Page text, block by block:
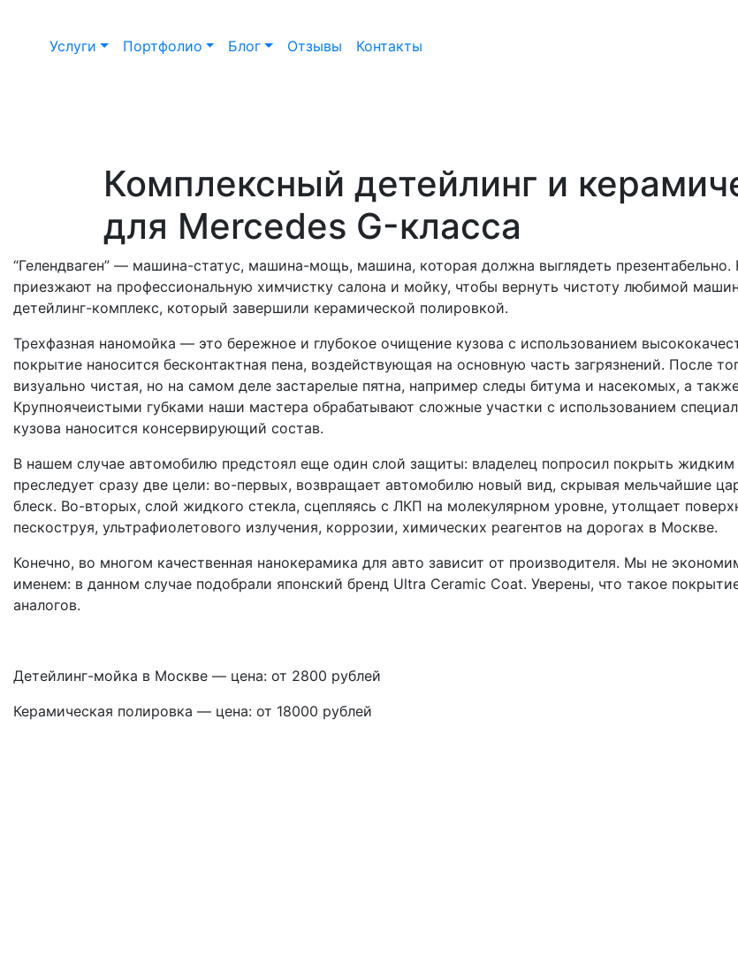
Услуги Портфолио Блог Отзывы Контакты
Комплексный детейлинг и
для Mercedes G-класса
“Гелендваген” — машина-статус, машина-мощь, машина, которая должна выглядеть презентабельно.
приезжают на профессиональную химчистку салона и мойку, чтобы вернуть чистоту любимой
детейлинг-комплекс, который завершили керамической полировкой.
Трехфазная наномойка — это бережное и глубокое очищение кузова с использованием
покрытие наносится бесконтактная пена, воздействующая на основную часть загрязнений.
визуально чистая, но на самом деле застарелые пятна, например следы битума и насекомых, а
Крупноячеистыми губками наши мастера обрабатывают сложные участки с использованием
кузова наносится консервирующий состав.
В нашем случае автомобилю предстоял еще один слой защиты: владелец попросил покрыть
преследует сразу две цели: во-первых, возвращает автомобилю новый вид, скрывая мельчайшие
блеск. Во-вторых, слой жидкого стекла, сцепляясь с ЛКП на молекулярном уровне, утолщает
пескоструя, ультрафиолетового излучения, коррозии, химических реагентов на дорогах в Москве.
Конечно, во многом качественная нанокерамика для авто зависит от производителя. Мы не
именем: в данном случае подобрали японский бренд Ultra Ceramic Coat. Уверены, что такое
аналогов.
Детейлинг-мойка в Москве — цена: от 2800 рублей
Керамическая полировка — цена: от 18000 рублей